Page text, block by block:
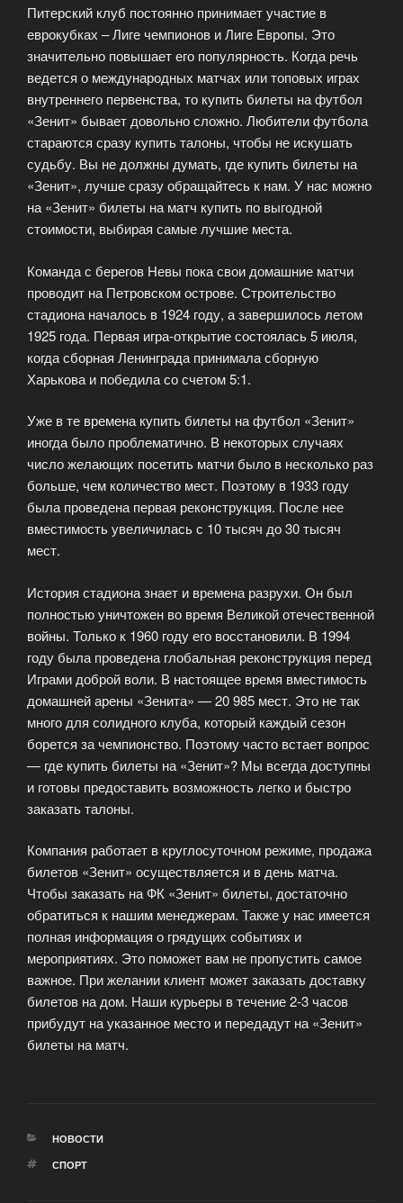
Питерский клуб постоянно принимает участие в
еврокубках – Лиге чемпионов и Лиге Европы. Это
значительно повышает его популярность. Когда речь
ведется о международных матчах или топовых играх
внутреннего первенства, то купить билеты на футбол
«Зенит» бывает довольно сложно. Любители футбола
стараются сразу купить талоны, чтобы не искушать
судьбу. Вы не должны думать, где купить билеты на
«Зенит», лучше сразу обращайтесь к нам. У нас можно
на «Зенит» билеты на матч купить по выгодной
стоимости, выбирая самые лучшие места.
Команда с берегов Невы пока свои домашние матчи
проводит на Петровском острове. Строительство
стадиона началось в 1924 году, а завершилось летом
1925 года. Первая игра-открытие состоялась 5 июля,
когда сборная Ленинграда принимала сборную
Харькова и победила со счетом 5:1.
Уже в те времена купить билеты на футбол «Зенит»
иногда было проблематично. В некоторых случаях
число желающих посетить матчи было в несколько раз
больше, чем количество мест. Поэтому в 1933 году
была проведена первая реконструкция. После нее
вместимость увеличилась с 10 тысяч до 30 тысяч
мест.
История стадиона знает и времена разрухи. Он был
полностью уничтожен во время Великой отечественной
войны. Только к 1960 году его восстановили. В 1994
году была проведена глобальная реконструкция перед
Играми доброй воли. В настоящее время вместимость
домашней арены «Зенита» — 20 985 мест. Это не так
много для солидного клуба, который каждый сезон
борется за чемпионство. Поэтому часто встает вопрос
— где купить билеты на «Зенит»? Мы всегда доступны
и готовы предоставить возможность легко и быстро
заказать талоны.
Компания работает в круглосуточном режиме, продажа
билетов «Зенит» осуществляется и в день матча.
Чтобы заказать на ФК «Зенит» билеты, достаточно
обратиться к нашим менеджерам. Также у нас имеется
полная информация о грядущих событиях и
мероприятиях. Это поможет вам не пропустить самое
важное. При желании клиент может заказать доставку
билетов на дом. Наши курьеры в течение 2-3 часов
прибудут на указанное место и передадут на «Зенит»
билеты на матч.
РУБРИКИ
НОВОСТИ
МЕТКИ
СПОРТ